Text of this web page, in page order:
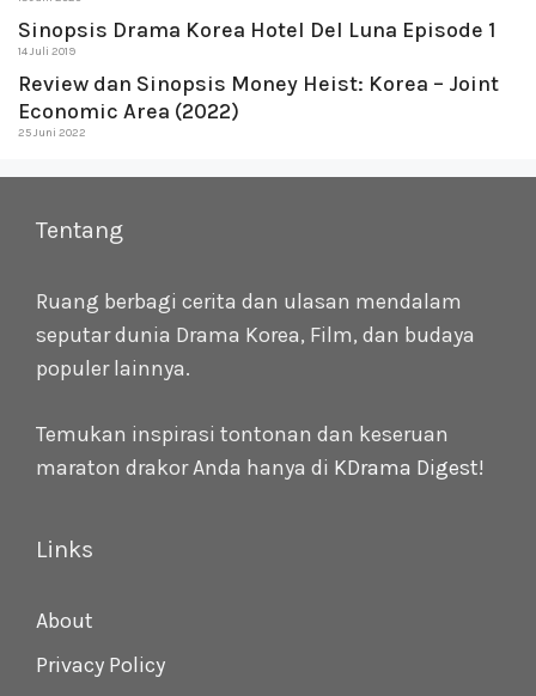
Sinopsis Drama Korea Hotel Del Luna Episode 1
14 Juli 2019
Review dan Sinopsis Money Heist: Korea – Joint
Economic Area (2022)
25 Juni 2022
Tentang
Ruang berbagi cerita dan ulasan mendalam
seputar dunia Drama Korea, Film, dan budaya
populer lainnya.
Temukan inspirasi tontonan dan keseruan
maraton drakor Anda hanya di KDrama Digest!
Links
About
Privacy Policy